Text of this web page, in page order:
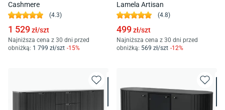
Cashmere
(4.3)
1 529zł/szt
Najniższa cena z 30 dni przed
obniżką: 1 799 zł/szt -15%
Lamela Artisan
(4.8)
499zł/szt
Najniższa cena z 30 dni przed
obniżką: 569 zł/szt -12%